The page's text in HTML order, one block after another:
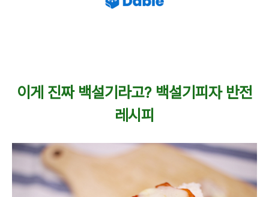
이게 진짜 백설기라고? 백설기피자 반전
레시피